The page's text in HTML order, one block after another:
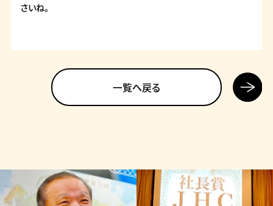
さいね。
一覧へ戻る
次の記
事へ